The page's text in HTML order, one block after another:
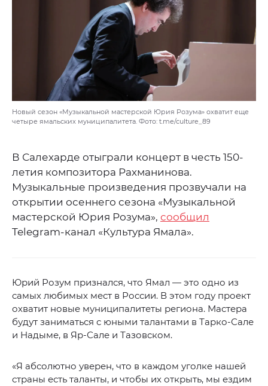
Новый сезон «Музыкальной мастерской Юрия Розума» охватит еще
четыре ямальских муниципалитета. Фото: t.me/culture_89
В Салехарде отыграли концерт в честь 150-
летия композитора Рахманинова.
Музыкальные произведения прозвучали на
открытии осеннего сезона «Музыкальной
мастерской Юрия Розума», сообщил
Telegram-канал «Культура Ямала».
Юрий Розум признался, что Ямал — это одно из
самых любимых мест в России. В этом году проект
охватит новые муниципалитеты региона. Мастера
будут заниматься с юными талантами в Тарко-Сале
и Надыме, в Яр-Сале и Тазовском.
«Я абсолютно уверен, что в каждом уголке нашей
страны есть таланты, и чтобы их открыть, мы ездим